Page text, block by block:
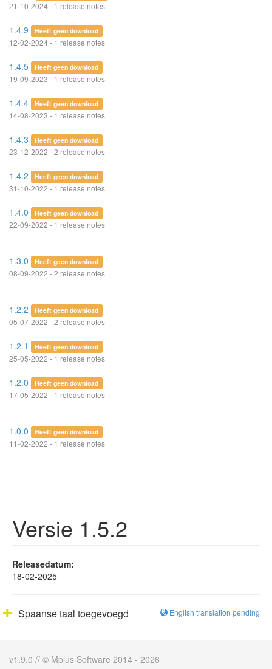
21-10-2024 - 1 release notes
1.4.9 Heeft geen download
12-02-2024 - 1 release notes
1.4.5 Heeft geen download
19-09-2023 - 1 release notes
1.4.4 Heeft geen download
14-08-2023 - 1 release notes
1.4.3 Heeft geen download
23-12-2022 - 2 release notes
1.4.2 Heeft geen download
31-10-2022 - 1 release notes
1.4.0 Heeft geen download
22-09-2022 - 1 release notes
1.3.0 Heeft geen download
08-09-2022 - 2 release notes
1.2.2 Heeft geen download
05-07-2022 - 2 release notes
1.2.1 Heeft geen download
25-05-2022 - 1 release notes
1.2.0 Heeft geen download
17-05-2022 - 1 release notes
1.0.0 Heeft geen download
11-02-2022 - 1 release notes
Versie 1.5.2
Releasedatum:
18-02-2025
English translation pending
Spaanse taal toegevoegd
v1.9.0 // © Mplus Software 2014 - 2026